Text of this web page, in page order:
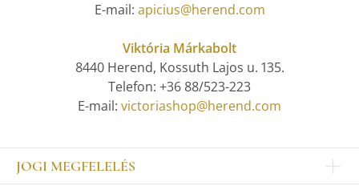
E-mail: apicius@herend.com
Viktória Márkabolt
8440 Herend, Kossuth Lajos u. 135.
Telefon: +36 88/523-223
E-mail: victoriashop@herend.com
JOGI MEGFELELÉS